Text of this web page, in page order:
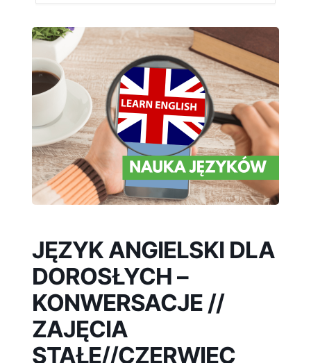
JĘZYK ANGIELSKI DLA
DOROSŁYCH –
KONWERSACJE //
ZAJĘCIA
STAŁE//CZERWIEC